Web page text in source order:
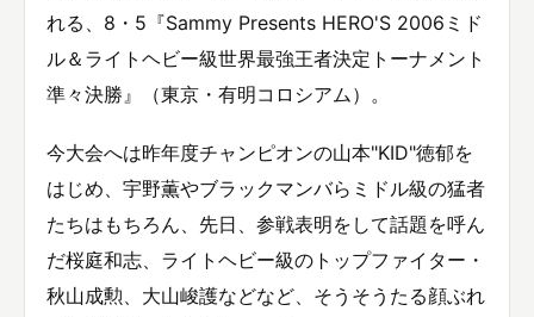
れる、8・5『Sammy Presents HERO'S 2006ミド
ル＆ライトヘビー級世界最強王者決定トーナメント
準々決勝』（東京・有明コロシアム）。
今大会へは昨年度チャンピオンの山本"KID"徳郁を
はじめ、宇野薫やブラックマンバらミドル級の猛者
たちはもちろん、先日、参戦表明をして話題を呼ん
だ桜庭和志、ライトヘビー級のトップファイター・
秋山成勲、大山峻護などなど、そうそうたる顔ぶれ